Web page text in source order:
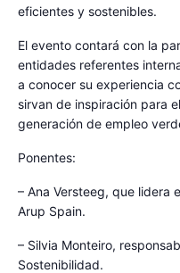
eficientes y sostenibles.
El evento contará con la
entidades referentes
a conocer su experiencia
sirvan de inspiración para
generación de empleo
Ponentes:
– Ana Versteeg, que lidera
Arup Spain.
– Silvia Monteiro,
Sostenibilidad.